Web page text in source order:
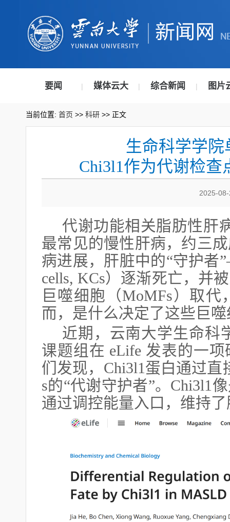
要闻 | 媒体云大 | 综合新闻 | 图片
当前位置: 首页 >> 科研 >> 正文
生命科学学
Chi3l1作为代谢检
2025-
代谢功能相关脂肪性肝
最常见的慢性肝病，约三
病进展，肝脏中的“守护
cells, KCs）逐渐死亡，并
巨噬细胞（MoMFs）取
而，是什么决定了这些巨
近期，云南大学生命科
课题组在 eLife 发表的一
们发现，Chi3l1蛋白通过
s的“代谢守护者”。Chi3l1
通过调控能量入口，维持